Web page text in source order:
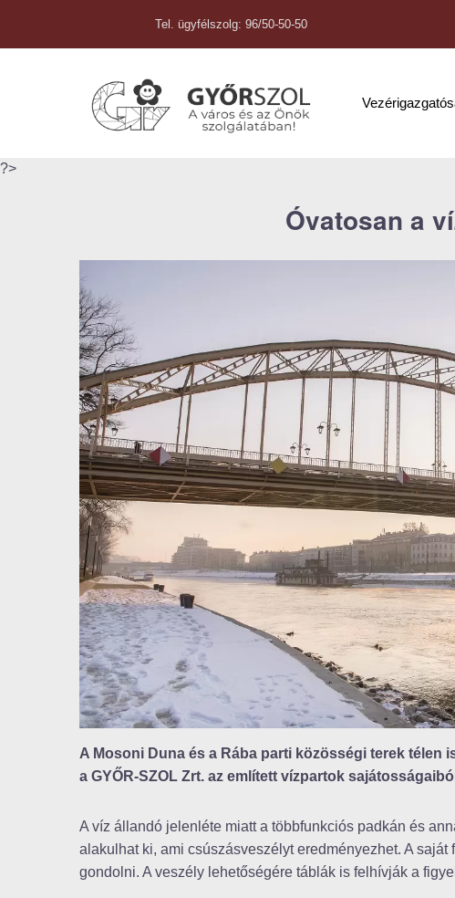
Tel. ügyfélszolg: 96/50-50-50
?>
Óvatosan a
A Mosoni Duna és a Rába parti közösségi terek télen
a GYŐR-SZOL Zrt. az említett vízpartok
A víz állandó jelenléte miatt a többfunkciós padkán és
alakulhat ki, ami csúszásveszélyt eredményezhet. A
gondolni. A veszély lehetőségére táblák is felhívják a